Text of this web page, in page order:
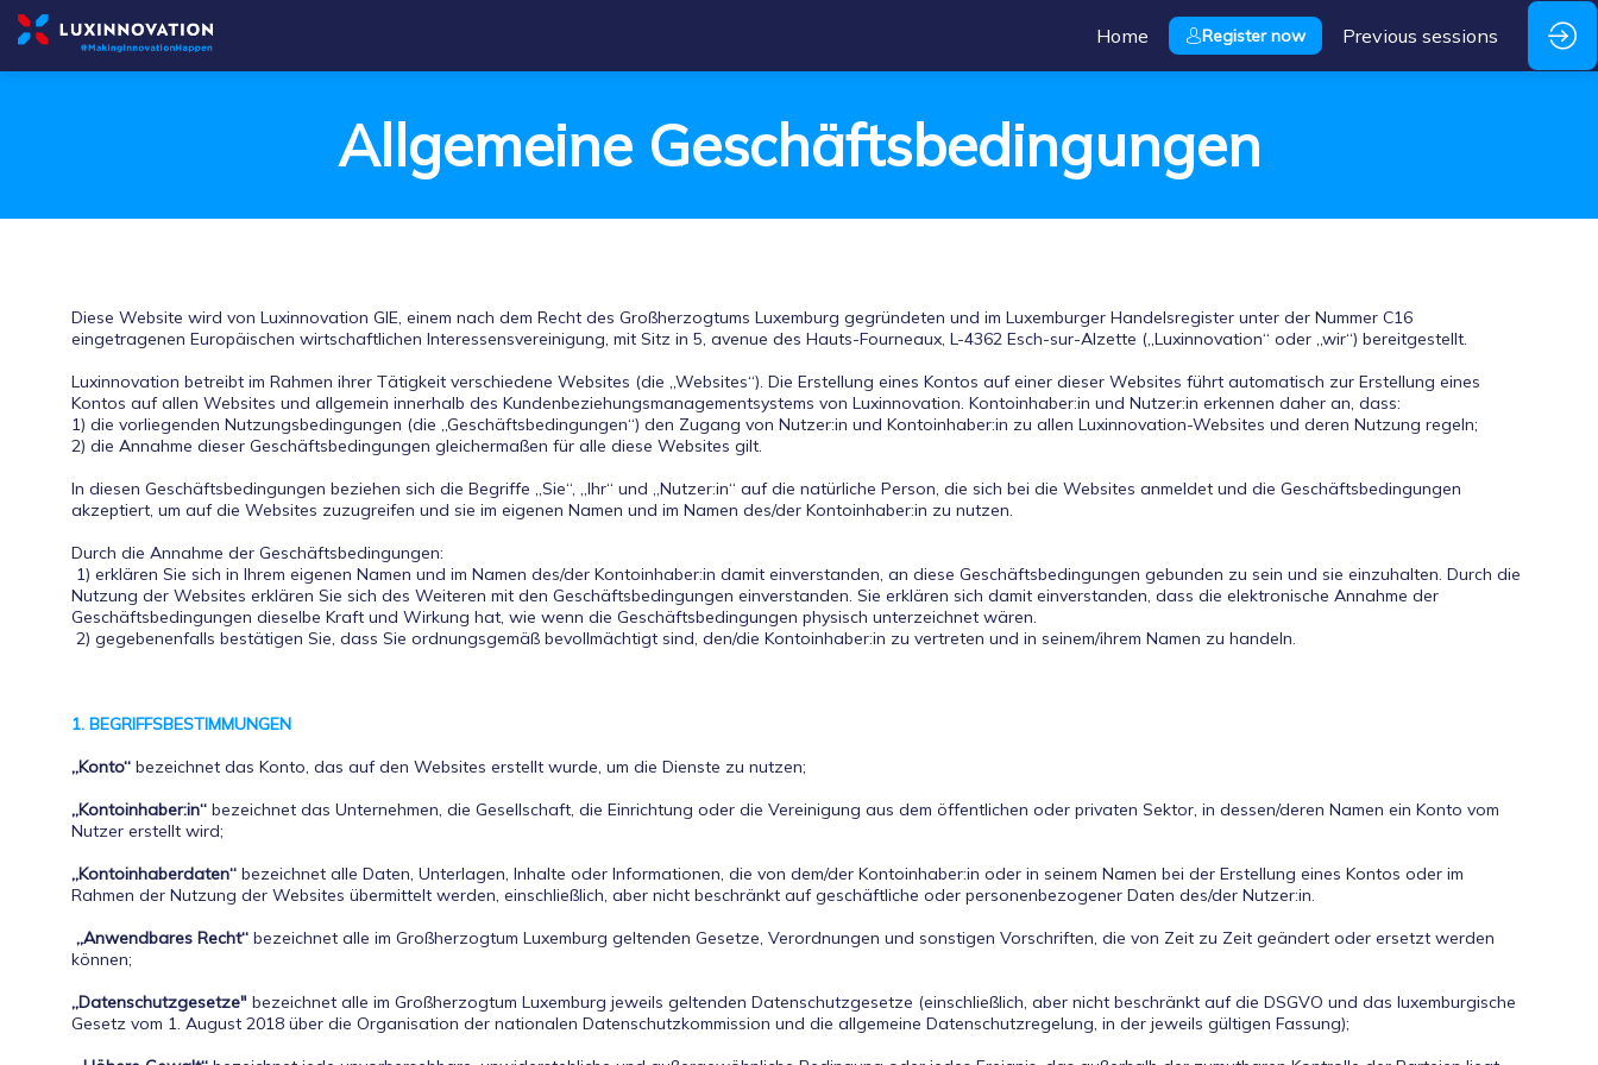
Home Register now Previous sessions
Allgemeine Geschäftsbedingungen
Diese Website wird von Luxinnovation GIE, einem nach dem Recht des Großherzogtums Luxemburg gegründeten und im Luxemburger Handelsregister unter der Nummer C16
eingetragenen Europäischen wirtschaftlichen Interessensvereinigung, mit Sitz in 5, avenue des Hauts-Fourneaux, L-4362 Esch-sur-Alzette („Luxinnovation“ oder „wir“) bereitgestellt.
Luxinnovation betreibt im Rahmen ihrer Tätigkeit verschiedene Websites (die „Websites“). Die Erstellung eines Kontos auf einer dieser Websites führt automatisch zur Erstellung eines
Kontos auf allen Websites und allgemein innerhalb des Kundenbeziehungsmanagementsystems von Luxinnovation. Kontoinhaber:in und Nutzer:in erkennen daher an, dass:
1) die vorliegenden Nutzungsbedingungen (die „Geschäftsbedingungen“) den Zugang von Nutzer:in und Kontoinhaber:in zu allen Luxinnovation-Websites und deren Nutzung regeln;
2) die Annahme dieser Geschäftsbedingungen gleichermaßen für alle diese Websites gilt.
In diesen Geschäftsbedingungen beziehen sich die Begriffe „Sie“, „Ihr“ und „Nutzer:in“ auf die natürliche Person, die sich bei die Websites anmeldet und die Geschäftsbedingungen
akzeptiert, um auf die Websites zuzugreifen und sie im eigenen Namen und im Namen des/der Kontoinhaber:in zu nutzen.
Durch die Annahme der Geschäftsbedingungen:
1) erklären Sie sich in Ihrem eigenen Namen und im Namen des/der Kontoinhaber:in damit einverstanden, an diese Geschäftsbedingungen gebunden zu sein und sie einzuhalten. Durch die
Nutzung der Websites erklären Sie sich des Weiteren mit den Geschäftsbedingungen einverstanden. Sie erklären sich damit einverstanden, dass die elektronische Annahme der
Geschäftsbedingungen dieselbe Kraft und Wirkung hat, wie wenn die Geschäftsbedingungen physisch unterzeichnet wären.
1. BEGRIFFSBESTIMMUNGEN
„Konto“ bezeichnet das Konto, das auf den Websites erstellt wurde, um die Dienste zu nutzen;
„Kontoinhaber:in“ bezeichnet das Unternehmen, die Gesellschaft, die Einrichtung oder die Vereinigung aus dem öffentlichen oder privaten Sektor, in dessen/deren Namen ein Konto vom
Nutzer erstellt wird;
„Kontoinhaberdaten“ bezeichnet alle Daten, Unterlagen, Inhalte oder Informationen, die von dem/der Kontoinhaber:in oder in seinem Namen bei der Erstellung eines Kontos oder im
Rahmen der Nutzung der Websites übermittelt werden, einschließlich, aber nicht beschränkt auf geschäftliche oder personenbezogener Daten des/der Nutzer:in.
„Anwendbares Recht“ bezeichnet alle im Großherzogtum Luxemburg geltenden Gesetze, Verordnungen und sonstigen Vorschriften, die von Zeit zu Zeit geändert oder ersetzt werden
können;
„Datenschutzgesetze" bezeichnet alle im Großherzogtum Luxemburg jeweils geltenden Datenschutzgesetze (einschließlich, aber nicht beschränkt auf die DSGVO und das luxemburgische
Gesetz vom 1. August 2018 über die Organisation der nationalen Datenschutzkommission und die allgemeine Datenschutzregelung, in der jeweils gültigen Fassung);